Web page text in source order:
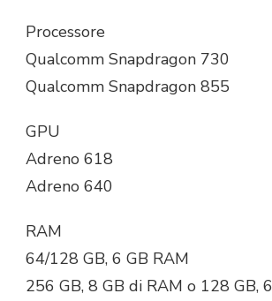
Processore
Qualcomm Snapdragon 730
Qualcomm Snapdragon 855
GPU
Adreno 618
Adreno 640
RAM
64/128 GB, 6 GB RAM
256 GB, 8 GB di RAM o 128 GB,